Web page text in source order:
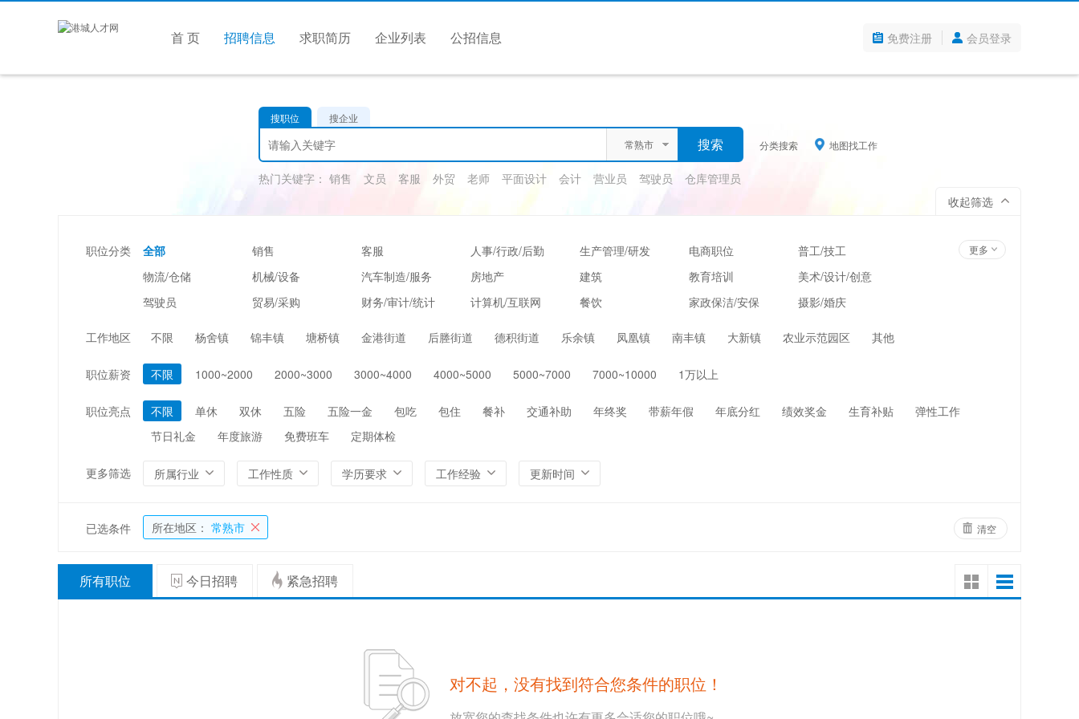
首 页 招聘信息 求职简历 企业列表 公招信息 免费注册 会员登录
搜职位
搜企业
常熟市
分类搜索 地图找工作
热门关键字： 销售 文员 客服 外贸 老师 平面设计 会计 营业员 驾驶员
仓库管理员
收起筛选
职位分类 全部 销售 客服 人事/行政/后勤 生产管理/研发 电商职位
普工/技工
物流/仓储
机械/设备 汽车制造/服务 房地产 建筑 教育培训
美术/设计/创意
驾驶员
贸易/采购 财务/审计/统计 计算机/互联网 餐饮 家政保洁/安保
摄影/婚庆
编辑/出版/印刷
金融/证券/投资 保险 医院/医疗/护理 制药/生物工程 通信/网络设备
能源/电力/矿产
化工 环保 农/林/牧/渔业 其他
更多
工作地区 不限 杨舍镇 锦丰镇 塘桥镇 金港街道 后塍街道 德积街道 乐余镇 凤凰镇 南丰镇 大新镇 农业示范园区 其他
职位薪资 不限 1000~2000 2000~3000 3000~4000 4000~5000 5000~7000 7000~10000 1万以上
职位亮点 不限 单休 双休 五险 五险一金 包吃 包住 餐补 交通补助 年终奖 带薪年假 年底分红 绩效奖金 生育补贴
弹性工作
节日礼金
年度旅游 免费班车 定期体检
更多筛选 所属行业 工作性质 学历要求 工作经验 更新时间
已选条件 所在地区： 常熟市 清空
所有职位 今日招聘 紧急招聘
对不起，没有找到符合您条件的职位！